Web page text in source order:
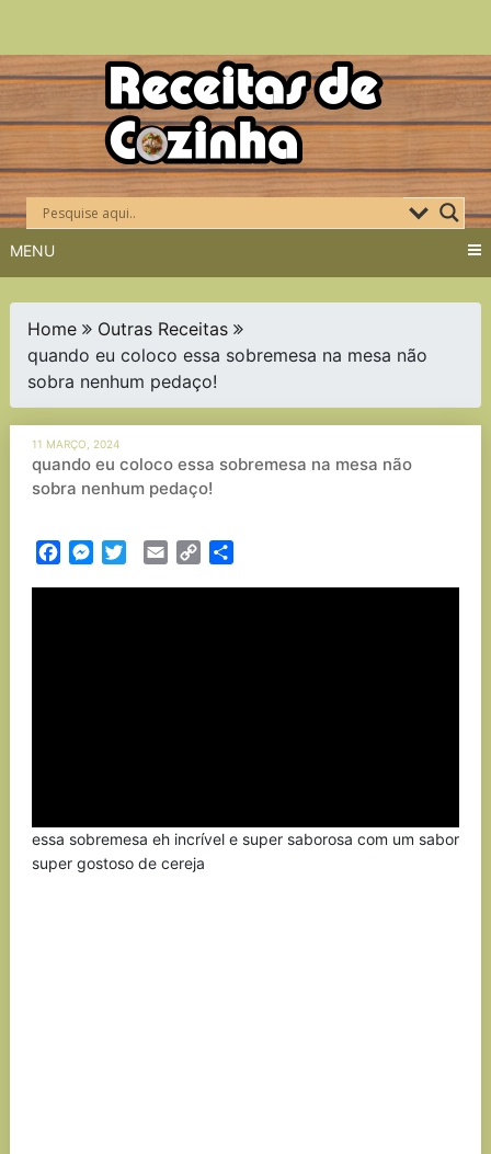
Skip
to
content
MENU
Home
Outras Receitas
quando eu coloco essa sobremesa na mesa não
sobra nenhum pedaço!
11 MARÇO, 2024
quando eu coloco essa sobremesa na mesa não
sobra nenhum pedaço!
FacebookMessenger
TwitterEmail Copy
essa sobremesa eh incrível e super saborosa com um sabor
super gostoso de cereja